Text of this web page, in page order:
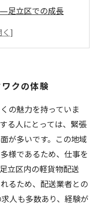
足立区での成長
秘訣
クの体験
の魅力を持っていま
る人にとっては、緊張
が多いです。この地域
様であるため、仕事を
立区内の軽貨物配送
るため、配送業者との
人も多数あり、経験が